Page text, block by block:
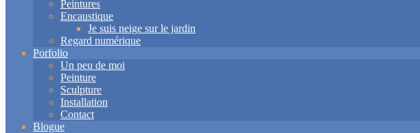
Peintures
Encaustique
Je suis neige sur le jardin
Regard numérique
Porfolio
Un peu de moi
Peinture
Sculpture
Installation
Contact
Blogue